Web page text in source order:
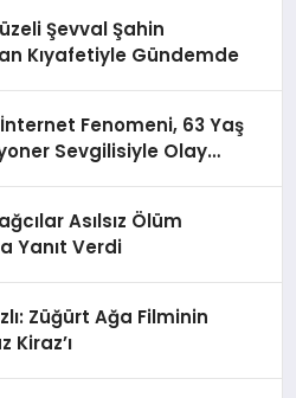
Şevval Şahin
Kıyafetiyle Gündemde
Fenomeni, 63 Yaş
Sevgilisiyle Olay
Asılsız Ölüm
Yanıt Verdi
Züğürt Ağa Filminin
Kiraz’ı